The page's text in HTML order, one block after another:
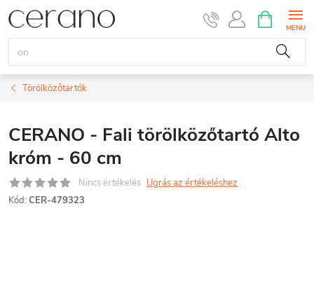
Ugrás
KOSÁR
Törölközőtartók
CERANO - Fali törölközőtartó Alto
króm - 60 cm
Nincs értékelés Ugrás az értékeléshez
Kód: CER-479323